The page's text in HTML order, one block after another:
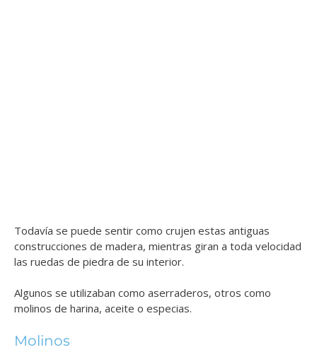
Todavía se puede sentir como crujen estas antiguas
construcciones de madera, mientras giran a toda velocidad
las ruedas de piedra de su interior.
Algunos se utilizaban como aserraderos, otros como
molinos de harina, aceite o especias.
Molinos